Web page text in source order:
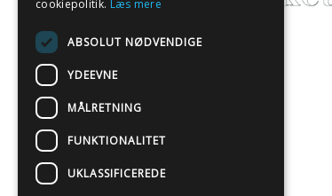
- EN DEL AF ILLUX A/S
Sverigesvej 11
8660 Skanderborg
cookiepolitik. Læs mere
ABSOLUT NØDVENDIGE
YDEEVNE
MÅLRETNING
FUNKTIONALITET
UKLASSIFICEREDE